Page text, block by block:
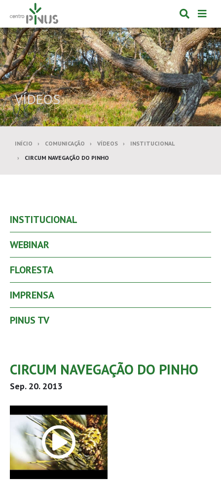
Alternar
de
de
VÍDEOS
INÍCIO COMUNICAÇÃO VÍDEOS
INSTITUCIONAL
CIRCUM NAVEGAÇÃO DO PINHO
INSTITUCIONAL
WEBINAR
FLORESTA
IMPRENSA
PINUS TV
CIRCUM NAVEGAÇÃO DO PINHO
Sep. 20. 2013